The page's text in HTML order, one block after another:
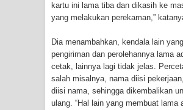
Mechanized Rice Expansion
Mentan Tinjau Program
dan Penanaman Padi di
Mantan Sekda Jayawijaya
kartu ini lama tiba dan dikasih ke
yang melakukan perekaman,”
Dia menambahkan, kendala lain
pengiriman dan perolehannya lama
cetak, lainnya lagi tidak jelas.
salah misalnya, nama diisi
diisi nama, sehingga dikembalikan
ulang. “Hal lain yang membuat lama